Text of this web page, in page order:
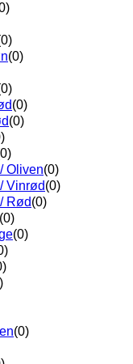
)
0)
(0)
0)
(0)
(0)
)
0)
Oliven(0)
Vinrød(0)
Rød(0)
(0)
(0)
)
)
)
(0)